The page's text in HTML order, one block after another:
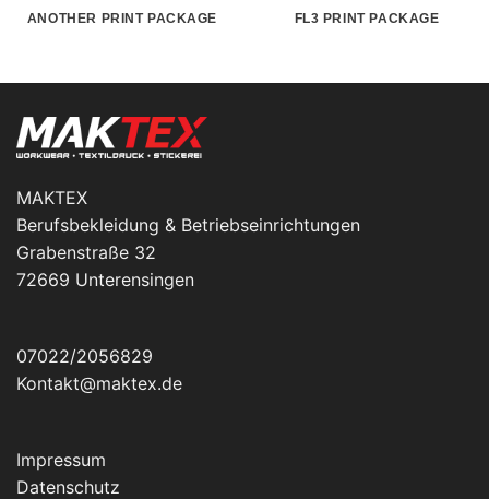
ANOTHER PRINT PACKAGE FL3 PRINT PACKAGE
MAKTEX
Berufsbekleidung & Betriebseinrichtungen
Grabenstraße 32
72669 Unterensingen
07022/2056829
Kontakt@maktex.de
Impressum
Datenschutz